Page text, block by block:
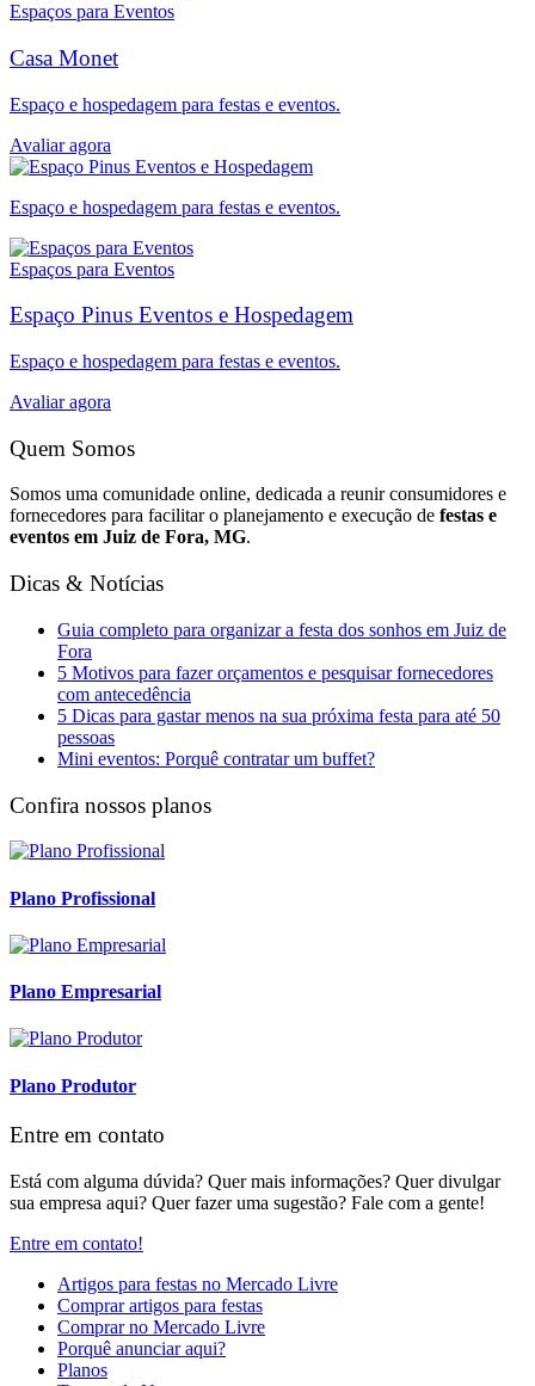
Espaços para Eventos
Casa Monet
Espaço e hospedagem para festas e eventos.
Avaliar agora
Espaço e hospedagem para festas e eventos.
Espaços para Eventos
Espaço Pinus Eventos e Hospedagem
Espaço e hospedagem para festas e eventos.
Avaliar agora
Quem Somos
Somos uma comunidade online, dedicada a reunir consumidores e
fornecedores para facilitar o planejamento e execução de festas e
eventos em Juiz de Fora, MG.
Dicas & Notícias
Guia completo para organizar a festa dos sonhos em Juiz de
Fora
5 Motivos para fazer orçamentos e pesquisar fornecedores
com antecedência
5 Dicas para gastar menos na sua próxima festa para até 50
pessoas
Mini eventos: Porquê contratar um buffet?
Confira nossos planos
Plano Profissional
Plano Empresarial
Plano Produtor
Entre em contato
Está com alguma dúvida? Quer mais informações? Quer divulgar
sua empresa aqui? Quer fazer uma sugestão? Fale com a gente!
Entre em contato!
Artigos para festas no Mercado Livre
Comprar artigos para festas
Comprar no Mercado Livre
Porquê anunciar aqui?
Planos